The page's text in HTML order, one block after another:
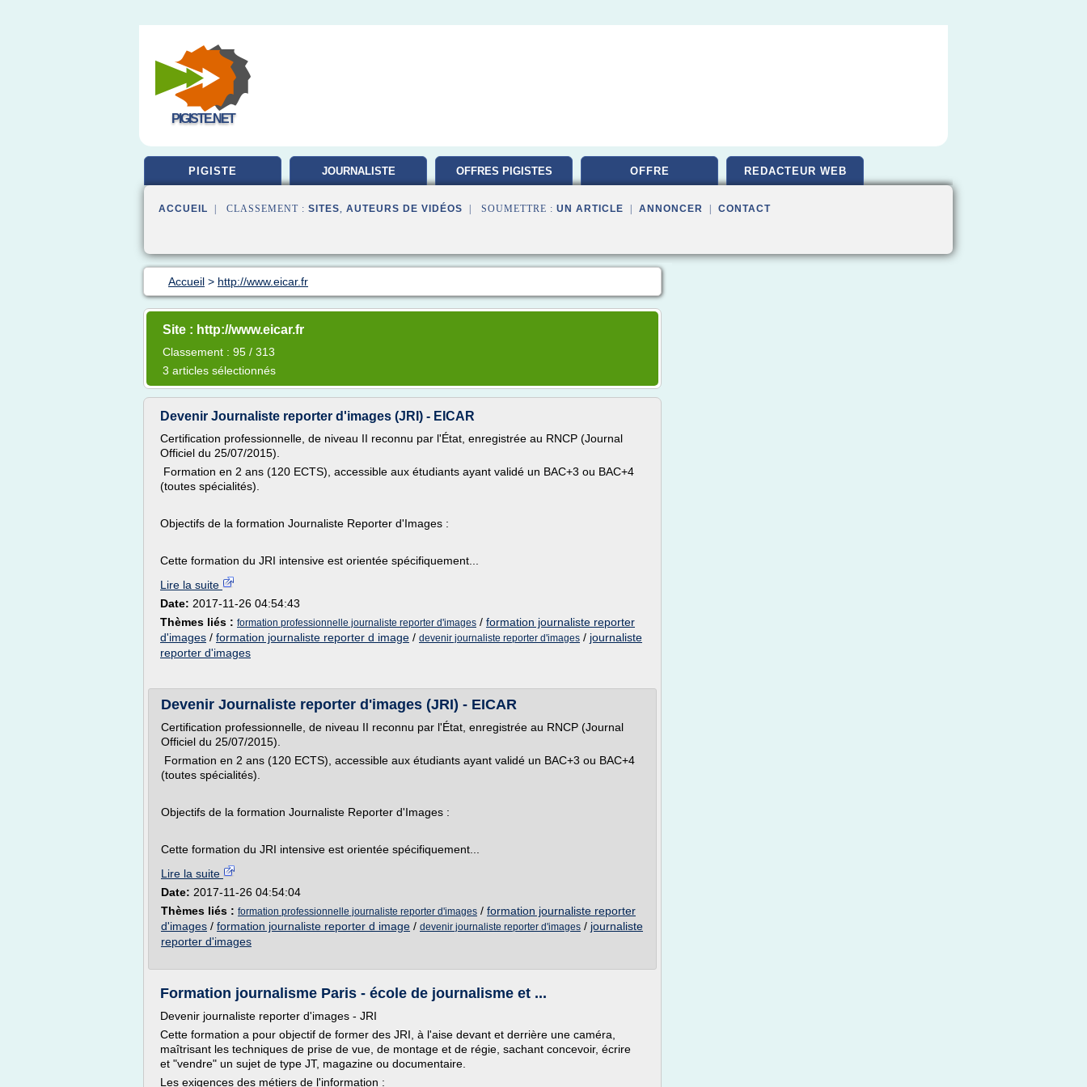
PIGISTE.NET
PIGISTE JOURNALISTE OFFRES PIGISTES OFFRE REDACTEUR WEB
ACCUEIL | CLASSEMENT : SITES, AUTEURS DE VIDÉOS | SOUMETTRE : UN ARTICLE ANNONCER CONTACT
Accueil > http://www.eicar.fr
Site : http://www.eicar.fr
Classement : 95 / 313
3 articles sélectionnés
Devenir Journaliste reporter d'images (JRI) - EICAR
Certification professionnelle, de niveau II reconnu par l'État, enregistrée au RNCP (Journal
Officiel du 25/07/2015).
Formation en 2 ans (120 ECTS), accessible aux étudiants ayant validé un BAC+3 ou BAC+4
(toutes spécialités).
Objectifs de la formation Journaliste Reporter d'Images :
Cette formation du JRI intensive est orientée spécifiquement...
Lire la suite
Date: 2017-11-26 04:54:43
Thèmes liés : formation professionnelle journaliste reporter d'images / formation journaliste reporter
d'images / formation journaliste reporter d image / devenir journaliste reporter d'images / journaliste
reporter d'images
Devenir Journaliste reporter d'images (JRI) - EICAR
Certification professionnelle, de niveau II reconnu par l'État, enregistrée au RNCP (Journal
Officiel du 25/07/2015).
Formation en 2 ans (120 ECTS), accessible aux étudiants ayant validé un BAC+3 ou BAC+4
(toutes spécialités).
Objectifs de la formation Journaliste Reporter d'Images :
Cette formation du JRI intensive est orientée spécifiquement...
Lire la suite
Date: 2017-11-26 04:54:04
Thèmes liés : formation professionnelle journaliste reporter d'images / formation journaliste reporter
d'images / formation journaliste reporter d image / devenir journaliste reporter d'images / journaliste
reporter d'images
Formation journalisme Paris - école de journalisme et ...
Devenir journaliste reporter d'images - JRI
Cette formation a pour objectif de former des JRI, à l'aise devant et derrière une caméra,
maîtrisant les techniques de prise de vue, de montage et de régie, sachant concevoir, écrire
et "vendre" un sujet de type JT, magazine ou documentaire.
Les exigences des métiers de l'information :